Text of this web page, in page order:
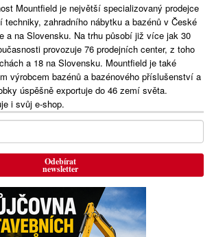
Mountfield je největší specializovaný prodejce
techniky, zahradního nábytku a bazénů v České
a na Slovensku. Na trhu působí již více jak 30
provozuje 76 prodejních center, z toho
a 18 na Slovensku. Mountfield je také
výrobcem bazénů a bazénového příslušenství a
úspěšně exportuje do 46 zemí světa.
i svůj e-shop.
Odebírat
newsletter